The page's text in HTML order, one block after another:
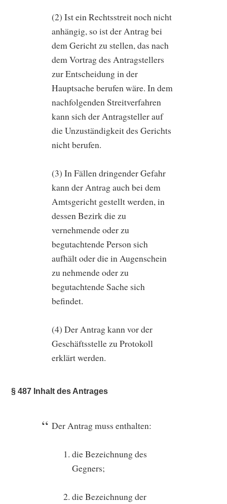
(2) Ist ein Rechtsstreit noch nicht
anhängig, so ist der Antrag bei
dem Gericht zu stellen, das nach
dem Vortrag des Antragstellers
zur Entscheidung in der
Hauptsache berufen wäre. In dem
nachfolgenden Streitverfahren
kann sich der Antragsteller auf
die Unzuständigkeit des Gerichts
nicht berufen.
(3) In Fällen dringender Gefahr
kann der Antrag auch bei dem
Amtsgericht gestellt werden, in
dessen Bezirk die zu
vernehmende oder zu
begutachtende Person sich
aufhält oder die in Augenschein
zu nehmende oder zu
begutachtende Sache sich
befindet.
(4) Der Antrag kann vor der
Geschäftsstelle zu Protokoll
erklärt werden.
§ 487 Inhalt des Antrages
Der Antrag muss enthalten:
die Bezeichnung des
Gegners;
die Bezeichnung der